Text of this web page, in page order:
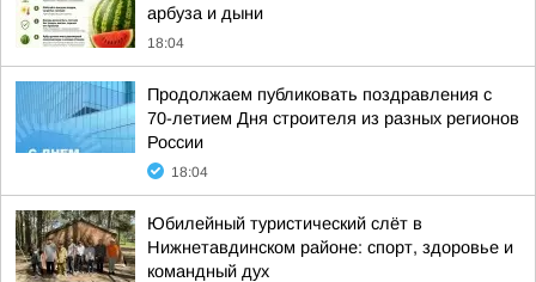
арбуза и дыни
18:04
Продолжаем публиковать поздравления с
70-летием Дня строителя из разных регионов
России
18:04
Юбилейный туристический слёт в
Нижнетавдинском районе: спорт, здоровье и
командный дух